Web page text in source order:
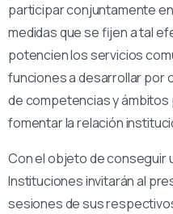
participar conjuntamente
medidas que se fijen a tal
potencien los servicios
funciones a desarrollar por
de competencias y
fomentar la relación
Con el objeto de conseguir
Instituciones invitarán al
sesiones de sus